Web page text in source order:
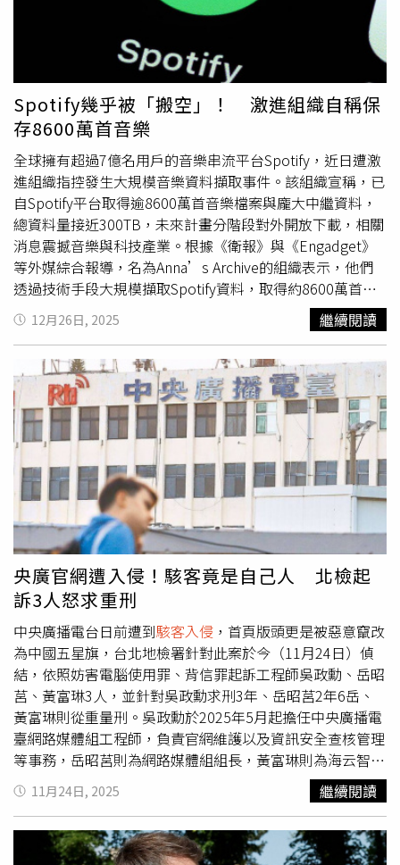
Spotify幾乎被「搬空」！ 激進組織自稱保
存8600萬首音樂
全球擁有超過7億名用戶的音樂串流平台Spotify，近日遭激
進組織指控發生大規模音樂資料擷取事件。該組織宣稱，已
自Spotify平台取得逾8600萬首音樂檔案與龐大中繼資料，
總資料量接近300TB，未來計畫分階段對外開放下載，相關
消息震撼音樂與科技產業。根據《衛報》與《Engadget》
等外媒綜合報導，名為Anna’s Archive的組織表示，他們
透過技術手段大規模擷取Spotify資料，取得約8600萬首實
際音樂檔案，以及約2億5600萬筆歌曲中繼資料，內容涵蓋
藝人名稱、專輯資訊等。該組織指出，這批資料涉及超過
1500萬名音樂人與5800多萬張專輯。Anna’s Archive聲
稱，所取得的音樂檔案約占Spotify用戶實際收聽內容的
99.6%，雖僅約占平台整體曲庫的37%，但已足以作為建立
「音樂保存庫」的基礎。該組織表示，相關音檔將依照受歡
迎程度分階段釋出，並透過BT種子方式分享，供具備足夠
儲存空間的使用者下載。該組織在官方說明中強調，其宗旨
在於「保存人類的知識與文化」，並不區分媒介形式，音樂
同樣屬於重要文化資產。Anna’s Archive也指出，現有實
體與數位音樂收藏，往往過度集中於主流藝人，或因追求高
音質而產生過大檔案，缺乏全面且有效率的保存結構。對
此，Spotify回應表示，經內部調查後確認，事件並非系統
遭到駭客入侵，而是第三方利用用戶帳號進行未授權操作，
並以不法手段繞過DRM數位版權管理機制，存取部分音頻檔
案。Spotify已辨識並停用涉案帳號，並新增多項防護措
施，持續監控可疑行為。Spotify強調，目前尚未發現相關
音樂檔案已被公開散布，用戶個人資料亦未外洩，並重申自
成立以來即與創作者站在同一陣線，將持續與產業夥伴合
作，防範反著作權行為，保障音樂人權益。事件同時引發AI
產業風險的討論。作曲家與著作權倡議者Ed Newton-Rex指
出，AI產業以未授權內容進行模型訓練的情況並不罕見，若
這批音樂資料流入AI公司，將對創作者權益造成重大侵害，
呼籲政府要求業者揭露訓練資料來源。此外，有AI新創公司
共同創辦人在LinkedIn上指出，若相關音檔全面流通，一般
使用者理論上可自行建立「免費版Spotify」，科技公司也
12月26日, 2025 繼續閱讀
央廣官網遭入侵！駭客竟是自己人 北檢起
訴3人怒求重刑
中央廣播電台日前遭到駭客入侵 ，首頁版頭更是被惡意竄改
為中國五星旗，台北地檢署針對此案於今（11月24日）偵
結，依照妨害電腦使用罪、背信罪起訴工程師吳政勳、岳昭
莒、黃富琳3人，並針對吳政勳求刑3年、岳昭莒2年6岳、
黃富琳則從重量刑。吳政勳於2025年5月起擔任中央廣播電
臺網路媒體組工程師，負責官網維護以及資訊安全查核管理
等事務，岳昭莒則為網路媒體組組長，黃富琳則為海云智慧
雲端股份有限公司之業務處長，過去曾任極風雲創股份有限
公司任職，並因為維修相關業務與吳、岳相識。吳、岳、黃
於今年6月間共同商討攻擊央廣官網，吳政勳在未經央廣規
定之官網權限核發程序，擅自把央廣官網最高權限給黃富
11月24日, 2025 繼續閱讀